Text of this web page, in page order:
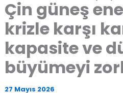
Çin güneş
krizle karşı
kapasite ve
büyümeyi
27 Mayıs 2026